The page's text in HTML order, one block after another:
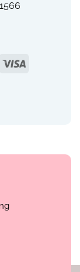
Visa